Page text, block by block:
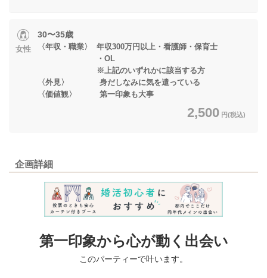
女性
30〜35歳
〈年収・職業〉 年収300万円以上・看護師・保育士
・OL
※上記のいずれかに該当する方
〈外見〉 身だしなみに気を遣っている
〈価値観〉 第一印象も大事
2,500 円(税込)
企画詳細
第一印象から心が動く出会い
このパーティーで叶います。